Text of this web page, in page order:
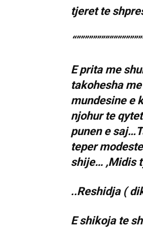
tjeret te
E prita me
takohesha
mundesine e
njohur te
punen e
teper
shije… ,Midis
..Reshidja (
E shikoja te